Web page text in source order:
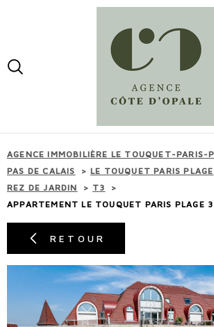
recherche
principal
AGENCE IMMOBILIÈRE LE TOUQUET-PARIS-
PAS DE CALAIS
LE TOUQUET PARIS PLAGE
REZ DE JARDIN
T3
APPARTEMENT LE TOUQUET PARIS PLAGE
RETOUR
D'OFFRE
ACHETER
TYPE
DE
BUDGET